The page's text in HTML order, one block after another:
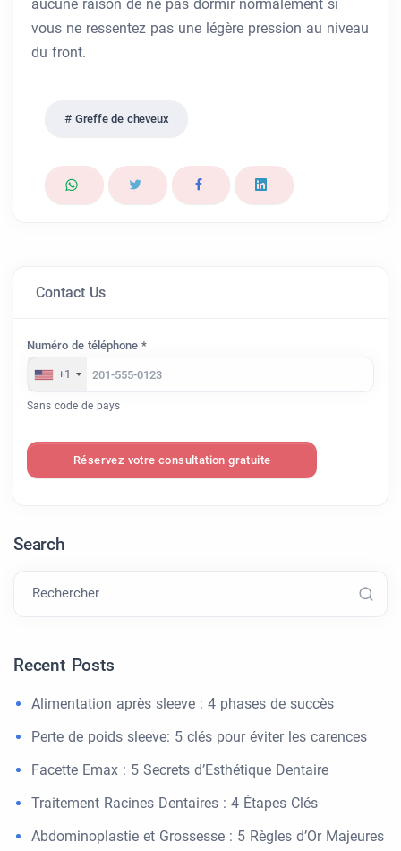
aucune raison de ne pas dormir normalement si
vous ne ressentez pas une légère pression au niveau
du front.
Greffe de cheveux
Contact Us
Numéro de téléphone *
+1
Sans code de pays
Réservez votre consultation gratuite
Search
Rechercher
Recent Posts
Alimentation après sleeve : 4 phases de succès
Perte de poids sleeve: 5 clés pour éviter les carences
Facette Emax : 5 Secrets d’Esthétique Dentaire
Traitement Racines Dentaires : 4 Étapes Clés
Abdominoplastie et Grossesse : 5 Règles d’Or Majeures